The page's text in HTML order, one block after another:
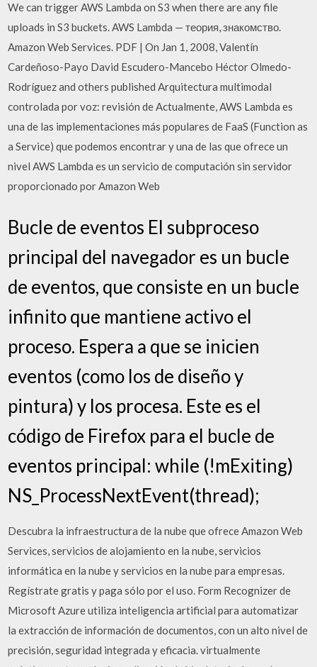
We can trigger AWS Lambda on S3 when there are any file
uploads in S3 buckets. AWS Lambda — теория, знакомство.
Amazon Web Services. PDF | On Jan 1, 2008, Valentín
Cardeñoso-Payo David Escudero-Mancebo Héctor Olmedo-
Rodríguez and others published Arquitectura multimodal
controlada por voz: revisión de Actualmente, AWS Lambda es
una de las implementaciones más populares de FaaS (Function as
a Service) que podemos encontrar y una de las que ofrece un
nivel AWS Lambda es un servicio de computación sin servidor
proporcionado por Amazon Web
Bucle de eventos El subproceso
principal del navegador es un bucle
de eventos, que consiste en un bucle
infinito que mantiene activo el
proceso. Espera a que se inicien
eventos (como los de diseño y
pintura) y los procesa. Este es el
código de Firefox para el bucle de
eventos principal: while (!mExiting)
NS_ProcessNextEvent(thread);
Descubra la infraestructura de la nube que ofrece Amazon Web
Services, servicios de alojamiento en la nube, servicios
informática en la nube y servicios en la nube para empresas.
Regístrate gratis y paga sólo por el uso. Form Recognizer de
Microsoft Azure utiliza inteligencia artificial para automatizar
la extracción de información de documentos, con un alto nivel de
precisión, seguridad integrada y eficacia. virtualmente